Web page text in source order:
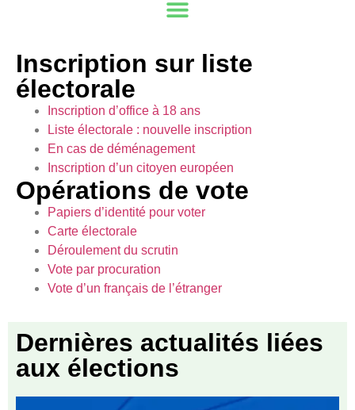
Inscription sur liste
électorale
Inscription d’office à 18 ans
Liste électorale : nouvelle inscription
En cas de déménagement
Inscription d’un citoyen européen
Opérations de vote
Papiers d’identité pour voter
Carte électorale
Déroulement du scrutin
Vote par procuration
Vote d’un français de l’étranger
Dernières actualités liées
aux élections